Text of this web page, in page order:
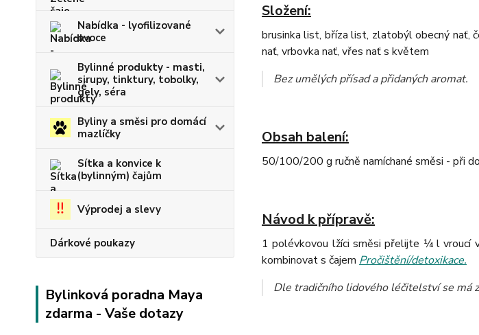
Nabídka - lyofilizované
ovoce
Bylinné produkty - masti,
sirupy, tinktury, tobolky,
gely, séra
Byliny a směsi pro domácí
mazlíčky
Sítka a konvice k
(bylinným) čajům
Výprodej a slevy
Dárkové poukazy
Bylinková poradna Maya
zdarma - Vaše dotazy
Složení:
brusinka list, bříza list, zlatobýl obecný nať,
nať, vrbovka nať, vřes nať s květem
Bez umělých přísad a přidaných aromat.
Obsah balení:
50/100/200 g ručně namíchané směsi - při
Návod k přípravě:
1 polévkovou lžíci směsi přelijte ¼ l vroucí
kombinovat s čajem Pročištění/detoxikace.
Dle tradičního lidového léčitelství se má